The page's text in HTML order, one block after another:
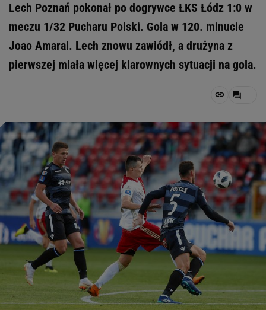
Lech Poznań pokonał po dogrywce ŁKS Łódz 1:0 w
meczu 1/32 Pucharu Polski. Gola w 120. minucie
Joao Amaral. Lech znowu zawiódł, a drużyna z
pierwszej miała więcej klarownych sytuacji na gola.